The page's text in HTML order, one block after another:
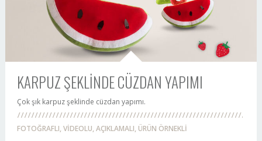
KARPUZ ŞEKLİNDE CÜZDAN YAPIMI
Çok şık karpuz şeklinde cüzdan yapımı.
FOTOĞRAFLI, VİDEOLU, AÇIKLAMALI, ÜRÜN ÖRNEKLİ